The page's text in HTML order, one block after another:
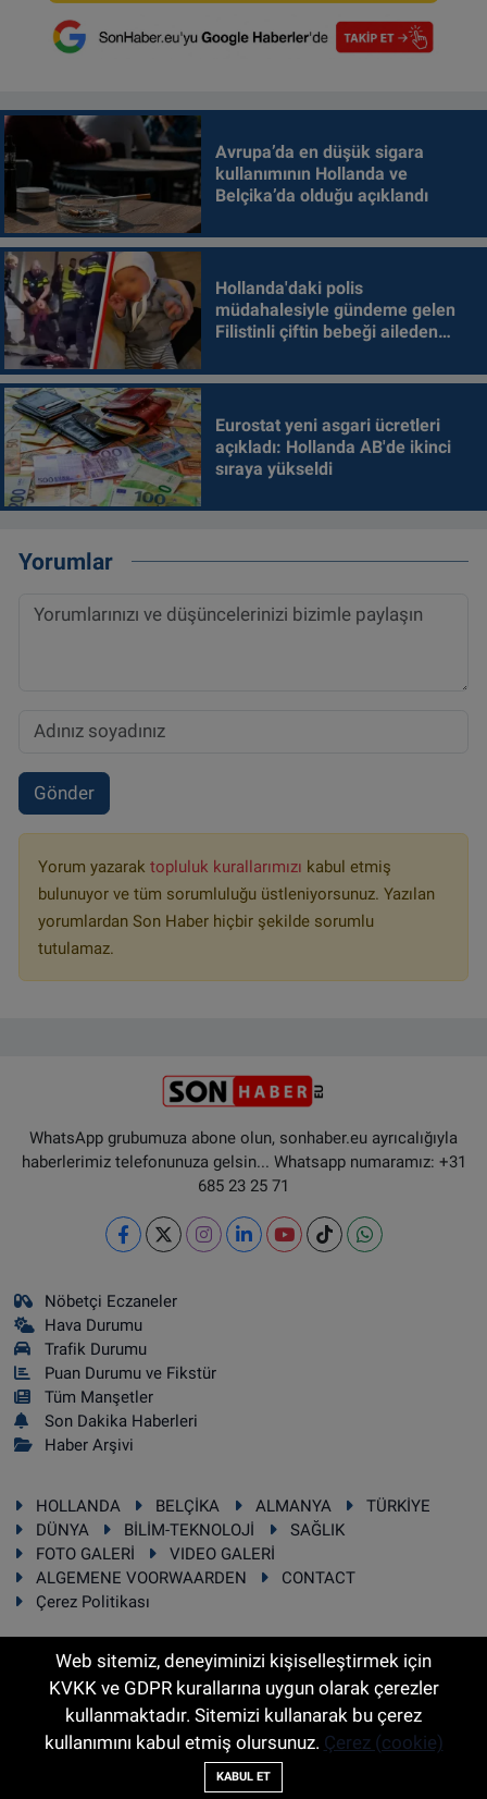
Avrupa’da en düşük sigara
kullanımının Hollanda ve
Belçika’da olduğu açıklandı
Hollanda'daki polis
müdahalesiyle gündeme gelen
Filistinli çiftin bebeği aileden
Eurostat yeni asgari ücretleri
açıkladı: Hollanda AB'de ikinci
sıraya yükseldi
Yorumlar
Gönder
Yorum yazarak topluluk kurallarımızı kabul etmiş
bulunuyor ve tüm sorumluluğu üstleniyorsunuz. Yazılan
yorumlardan Son Haber hiçbir şekilde sorumlu
tutulamaz.
WhatsApp grubumuza abone olun, sonhaber.eu ayrıcalığıyla
haberlerimiz telefonunuza gelsin... Whatsapp numaramız: +31
685 23 25 71
Nöbetçi Eczaneler
Hava Durumu
Trafik Durumu
Puan Durumu ve Fikstür
Tüm Manşetler
Son Dakika Haberleri
Haber Arşivi
HOLLANDA BELÇİKA ALMANYA
TÜRKİYE
DÜNYA
BİLİM-TEKNOLOJİ
SAĞLIK
FOTO GALERİ
VIDEO GALERİ
ALGEMENE VOORWAARDEN
CONTACT
Çerez Politikası
RSS Copyright © 2025 Sonhaber.eu Her hakkı saklıdır.
Haber Yazılımı:TE Bilişim
Web sitemiz, deneyiminizi kişiselleştirmek için
KVKK ve GDPR kurallarına uygun olarak çerezler
kullanmaktadır. Sitemizi kullanarak bu çerez
kullanımını kabul etmiş olursunuz. Çerez (cookie)
KABUL ET